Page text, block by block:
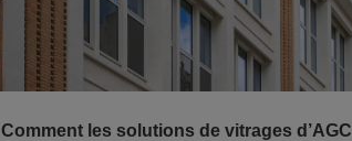
Comment les solutions de vitrages d’AGC